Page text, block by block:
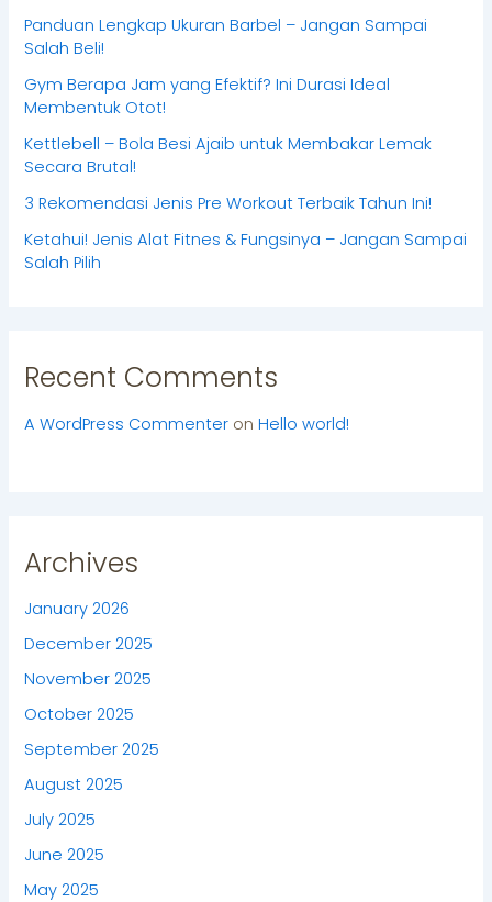
Panduan Lengkap Ukuran Barbel – Jangan Sampai
Salah Beli!
Gym Berapa Jam yang Efektif? Ini Durasi Ideal
Membentuk Otot!
Kettlebell – Bola Besi Ajaib untuk Membakar Lemak
Secara Brutal!
3 Rekomendasi Jenis Pre Workout Terbaik Tahun Ini!
Ketahui! Jenis Alat Fitnes & Fungsinya – Jangan Sampai
Salah Pilih
Recent Comments
A WordPress Commenter onHello world!
Archives
January 2026
December 2025
November 2025
October 2025
September 2025
August 2025
July 2025
June 2025
May 2025